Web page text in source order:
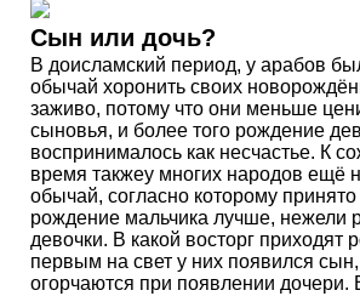
Сын или дочь?
В доисламский период, у арабов
обычай хоронить своих
заживо, потому что они меньше
сыновья, и более того рождение
воспринималось как несчастье. К
время такжеу многих народов ещё
обычай, согласно которому принято
рождение мальчика лучше, нежели
девочки. В какой восторг приходят
первым на свет у них появился сын,
огорчаются при появлении дочери.